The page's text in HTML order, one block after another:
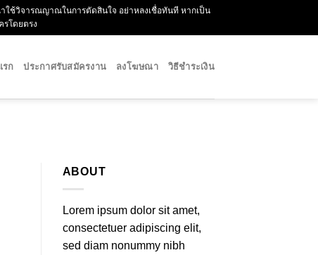
ใช้วิจารณญาณในการตัดสินใจ อย่าหลงเชื่อทันที หากเป็น
โดยตรง
รก ประกาศรับสมัครงาน ลงโฆษณา วิธีชำระเงิน
ABOUT
Lorem ipsum dolor sit amet,
consectetuer adipiscing elit,
sed diam nonummy nibh